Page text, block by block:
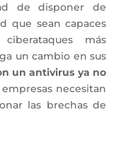
de disponer de
que sean capaces
más
un cambio en sus
un antivirus ya no
necesitan
las brechas de